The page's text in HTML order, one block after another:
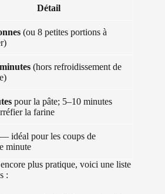
Détail
(ou 8 petites portions à
(hors refroidissement de
pour la pâte; 5–10 minutes
la farine
— idéal pour les coups de
minute
plus pratique, voici une liste
: